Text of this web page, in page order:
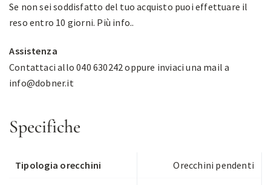
Se non sei soddisfatto del tuo acquisto puoi effettuare il
reso entro 10 giorni. Più info..
Assistenza
Contattaci allo 040 630242 oppure inviaci una mail a
info@dobner.it
Specifiche
Tipologia orecchini Orecchini pendenti